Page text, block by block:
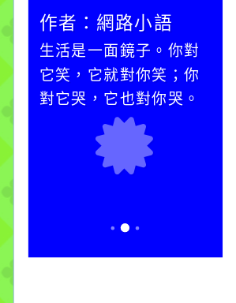
作者：網路小語
生活是一面鏡子。你對
它笑，它就對你笑；你
對它哭，它也對你哭。